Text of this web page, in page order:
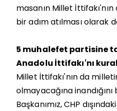
masanın Millet İttifakı'nın
bir adım atılması olarak
5 muhalefet partisine
Anadolu İttifakı'nı
Millet İttifakı'nın da
olmayacağına
Başkanımız, CHP